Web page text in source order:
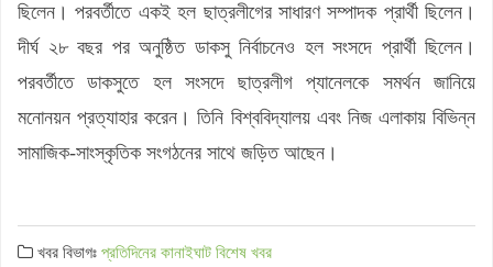
ছিলেন। পরবর্তীতে একই হল ছাত্রলীগের সাধারণ সম্পাদক প্রার্থী ছিলেন।
দীর্ঘ ২৮ বছর পর অনুষ্ঠিত ডাকসু নির্বাচনেও হল সংসদে প্রার্থী ছিলেন।
পরবর্তীতে ডাকসুতে হল সংসদে ছাত্রলীগ প্যানেলকে সমর্থন জানিয়ে
মনোনয়ন প্রত্যাহার করেন। তিনি বিশ্ববিদ্যালয় এবং নিজ এলাকায় বিভিন্ন
সামাজিক-সাংস্কৃতিক সংগঠনের সাথে জড়িত আছেন।
খবর বিভাগঃপ্রতিদিনের কানাইঘাটবিশেষ খবর